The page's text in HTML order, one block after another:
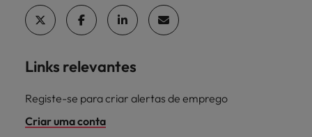
Links relevantes
Registe-se para criar alertas de emprego
Criar uma conta